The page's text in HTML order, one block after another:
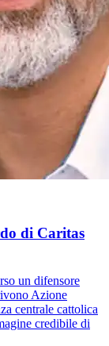
di Caritas
un difensore
Azione
centrale cattolica
credibile di